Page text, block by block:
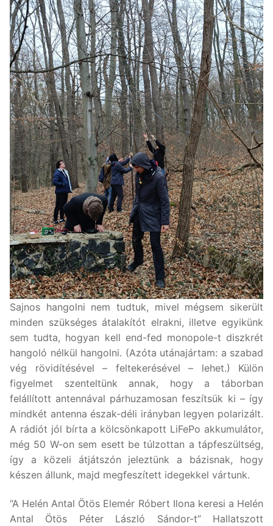
Sajnos hangolni nem tudtuk, mivel mégsem sikerült
minden szükséges átalakítót elrakni, illetve egyikünk
sem tudta, hogyan kell end-fed monopole-t diszkrét
hangoló nélkül hangolni. (Azóta utánajártam: a szabad
vég rövidítésével – feltekerésével – lehet.) Külön
figyelmet szenteltünk annak, hogy a táborban
felállított antennával párhuzamosan feszítsük ki – így
mindkét antenna észak-déli irányban legyen polarizált.
A rádiót jól bírta a kölcsönkapott LiFePo akkumulátor,
még 50 W-on sem esett be túlzottan a tápfeszültség,
így a közeli átjátszón jeleztünk a bázisnak, hogy
készen állunk, majd megfeszített idegekkel vártunk.
“A Helén Antal Ötös Elemér Róbert Ilona keresi a Helén
Antal Ötös Péter László Sándor-t” Hallatszott